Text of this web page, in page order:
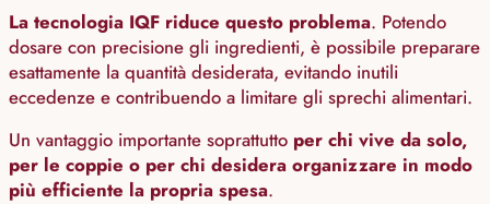
La tecnologia IQF riduce questo problema. Potendo
dosare con precisione gli ingredienti, è possibile preparare
esattamente la quantità desiderata, evitando inutili
eccedenze e contribuendo a limitare gli sprechi alimentari.
Un vantaggio importante soprattutto per chi vive da solo,
per le coppie o per chi desidera organizzare in modo
più efficiente la propria spesa.